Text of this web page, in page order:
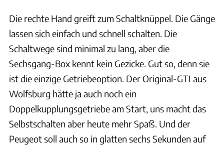
Die rechte Hand greift zum Schaltknüppel. Die Gänge
lassen sich einfach und schnell schalten. Die
Schaltwege sind minimal zu lang, aber die
Sechsgang-Box kennt kein Gezicke. Gut so, denn sie
ist die einzige Getriebeoption. Der Original-GTI aus
Wolfsburg hätte ja auch noch ein
Doppelkupplungsgetriebe am Start, uns macht das
Selbstschalten aber heute mehr Spaß. Und der
Peugeot soll auch so in glatten sechs Sekunden auf